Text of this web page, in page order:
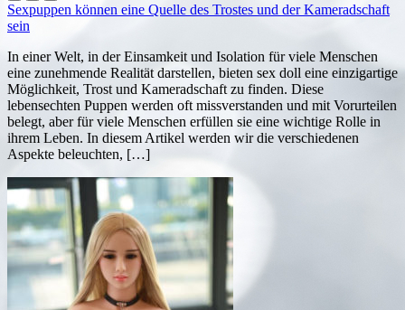
Sexpuppen können eine Quelle des Trostes und der Kameradschaft
sein
In einer Welt, in der Einsamkeit und Isolation für viele Menschen
eine zunehmende Realität darstellen, bieten sex doll eine einzigartige
Möglichkeit, Trost und Kameradschaft zu finden. Diese
lebensechten Puppen werden oft missverstanden und mit Vorurteilen
belegt, aber für viele Menschen erfüllen sie eine wichtige Rolle in
ihrem Leben. In diesem Artikel werden wir die verschiedenen
Aspekte beleuchten, […]